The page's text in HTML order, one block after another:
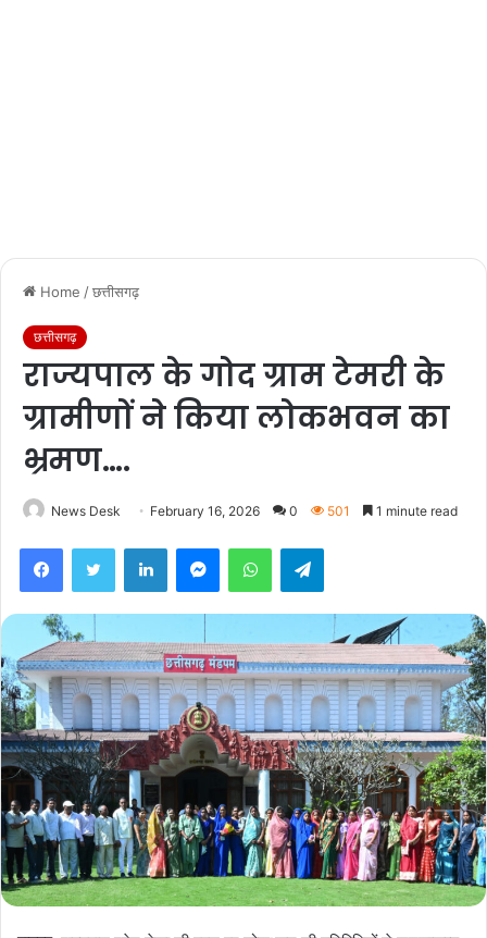
Home /छत्तीसगढ़
छत्तीसगढ़
राज्यपाल के गोद ग्राम टेमरी के
ग्रामीणों ने किया लोकभवन का
भ्रमण….
News Desk February 16, 2026 0 501 1 minute read